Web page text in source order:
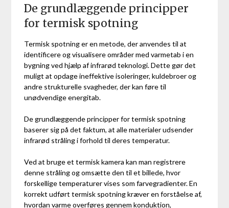
De grundlæggende principper
for termisk spotning
Termisk spotning er en metode, der anvendes til at
identificere og visualisere områder med varmetab i en
bygning ved hjælp af infrarød teknologi. Dette gør det
muligt at opdage ineffektive isoleringer, kuldebroer og
andre strukturelle svagheder, der kan føre til
unødvendige energitab.
De grundlæggende principper for termisk spotning
baserer sig på det faktum, at alle materialer udsender
infrarød stråling i forhold til deres temperatur.
Ved at bruge et termisk kamera kan man registrere
denne stråling og omsætte den til et billede, hvor
forskellige temperaturer vises som farvegradienter. En
korrekt udført termisk spotning kræver en forståelse af,
hvordan varme overføres gennem konduktion,